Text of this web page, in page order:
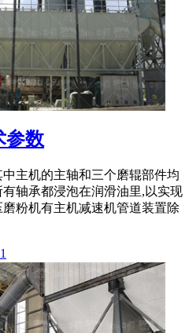
参数
主机的主轴和三个磨辊部件均
轴承都浸泡在润滑油里,以实现
粉机有主机减速机管道装置除